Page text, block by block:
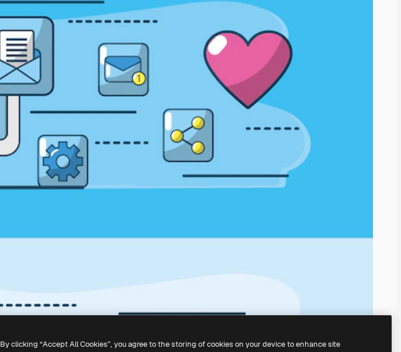
By clicking “Accept All Cookies”, you agree to the storing of cookies on your device to enhance site